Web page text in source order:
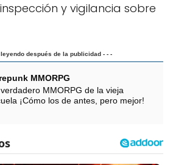
y vigilancia sobre
leyendo después de la publicidad - - -
MMORPG
MMORPG de la vieja
¡Cómo los de antes, pero mejor!